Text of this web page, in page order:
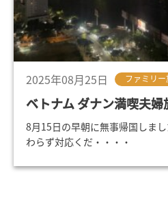
2025年08月25日 ファミリ
ベトナム ダナン満喫夫婦
8月15日の早朝に無事帰国しま
わらず対応くだ・・・・